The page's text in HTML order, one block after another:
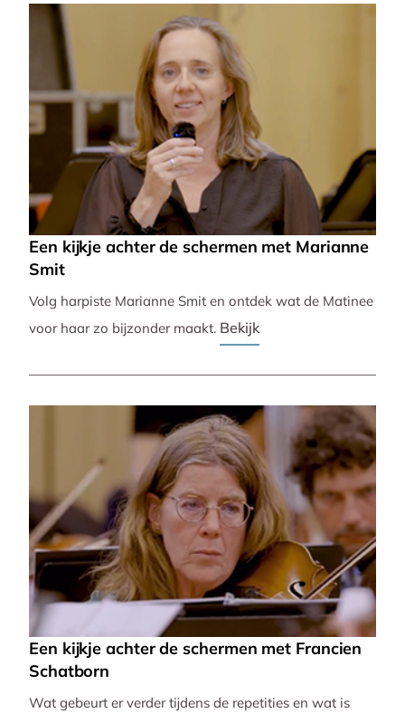
Een kijkje achter de schermen met Marianne
Smit
Volg harpiste Marianne Smit en ontdek wat de Matinee
voor haar zo bijzonder maakt. Bekijk
Een kijkje achter de schermen met Francien
Schatborn
Wat gebeurt er verder tijdens de repetities en wat is